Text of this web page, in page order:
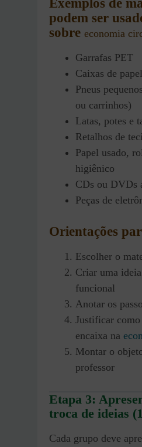
Exemplos de
podem ser
sobre economia
Garrafas PET
Caixas de
Pneus
ou carrinhos)
Latas, potes e
Retalhos de
Papel usado,
higiênico
CDs ou DVDs
Peças de
Orientações
Escolher o
Criar uma
funcional
Anotar os
Justificar como
encaixa na
Montar o
professor
Etapa 3:
troca de ideias
Cada grupo deve